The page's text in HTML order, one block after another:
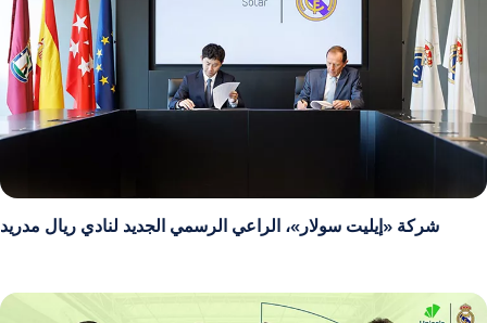
شركة «إيليت سولار»، الراعي الرسمي الجديد لنادي ريال مدريد